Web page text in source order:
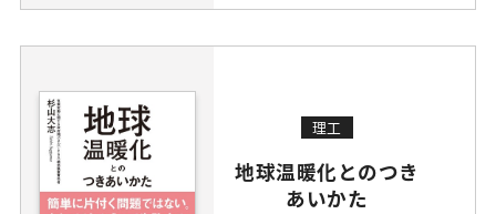
理工
地球温暖化とのつき
あいかた